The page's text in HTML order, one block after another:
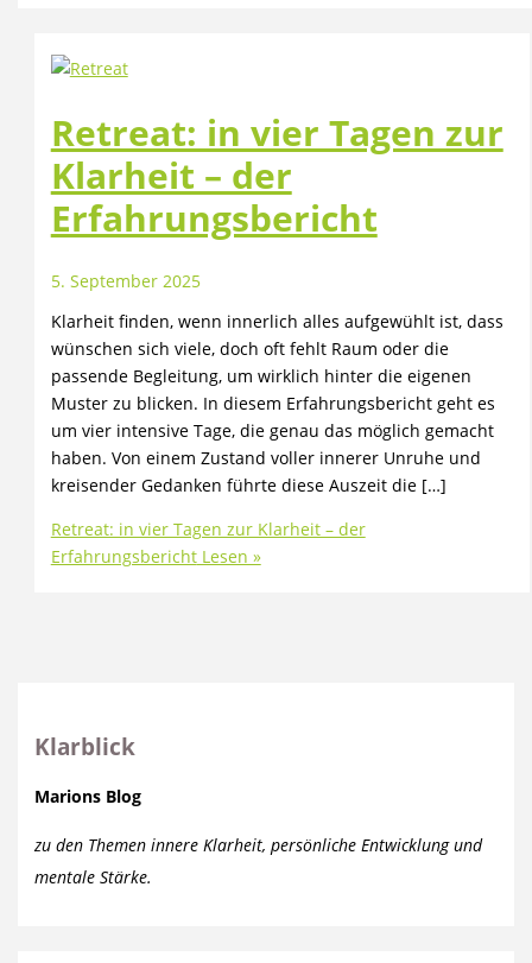
Retreat: in vier Tagen zur
Klarheit – der
Erfahrungsbericht
5. September 2025
Klarheit finden, wenn innerlich alles aufgewühlt ist, dass
wünschen sich viele, doch oft fehlt Raum oder die
passende Begleitung, um wirklich hinter die eigenen
Muster zu blicken. In diesem Erfahrungsbericht geht es
um vier intensive Tage, die genau das möglich gemacht
haben. Von einem Zustand voller innerer Unruhe und
kreisender Gedanken führte diese Auszeit die […]
Retreat: in vier Tagen zur Klarheit – der
ErfahrungsberichtLesen »
Klarblick
Marions Blog
zu den Themen innere Klarheit, persönliche Entwicklung und
mentale Stärke.